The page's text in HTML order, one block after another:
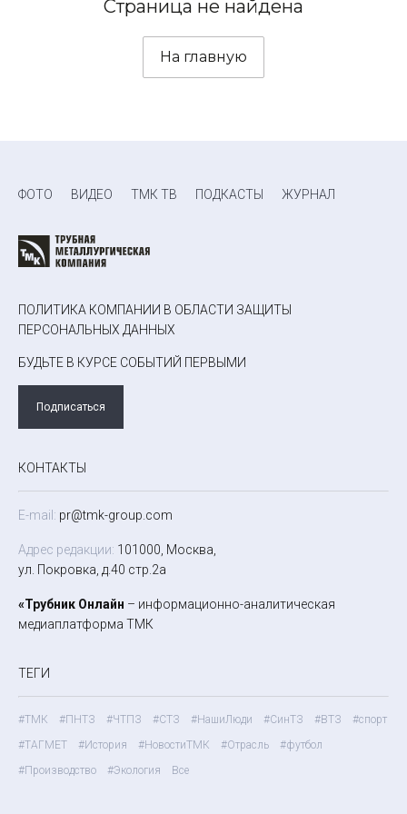
Страница не найдена
На главную
ФОТО ВИДЕО ТМК ТВ ПОДКАСТЫ ЖУРНАЛ
ПОЛИТИКА КОМПАНИИ В ОБЛАСТИ ЗАЩИТЫ
ПЕРСОНАЛЬНЫХ ДАННЫХ
БУДЬТЕ В КУРСЕ СОБЫТИЙ ПЕРВЫМИ
Подписаться
КОНТАКТЫ
E-mail: pr@tmk-group.com
Адрес редакции: 101000, Москва,
ул. Покровка, д.40 стр.2а
«Трубник Онлайн – информационно-аналитическая
медиаплатформа ТМК
ТЕГИ
#ТМК #ПНТЗ #ЧТПЗ #СТЗ #НашиЛюди #СинТЗ #ВТЗ
#спорт
#ТАГМЕТ
#История #НовостиТМК #Отрасль
#футбол
#Производство
#Экология Все